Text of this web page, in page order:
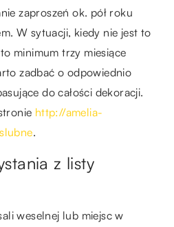
zaproszeń ok. pół roku
W sytuacji, kiedy nie jest to
minimum trzy miesiące
zadbać o odpowiednio
do całości dekoracji.
http://amelia-
.
z listy
weselnej lub miejsc w